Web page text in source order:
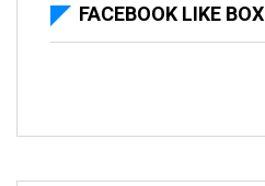
FACEBOOK LIKE BOX